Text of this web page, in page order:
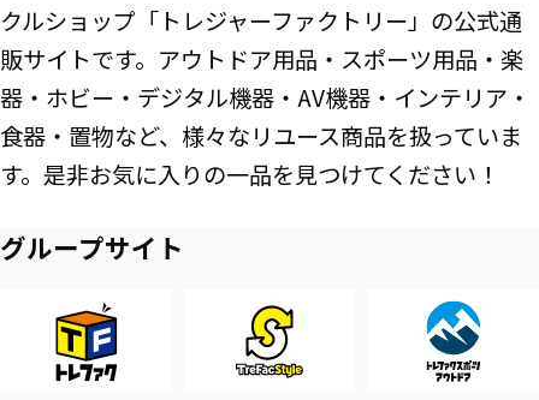
クルショップ「トレジャーファクトリー」の公式通
販サイトです。アウトドア用品・スポーツ用品・楽
器・ホビー・デジタル機器・AV機器・インテリア・
食器・置物など、様々なリユース商品を扱っていま
す。是非お気に入りの一品を見つけてください！
グループサイト